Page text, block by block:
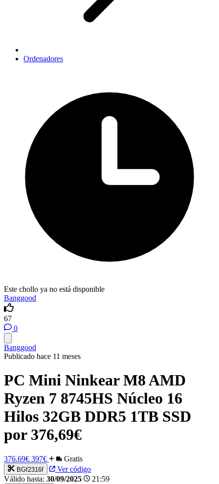
Ordenadores
Este chollo ya no está disponible
Banggood
67
0
Banggood
Publicado hace 11 meses
PC Mini Ninkear M8 AMD
Ryzen 7 8745HS Núcleo 16
Hilos 32GB DDR5 1TB SSD
por 376,69€
376.69€ 397€ Gratis
BGf2316f
Ver código
Válido hasta: 30/09/2025 21:59